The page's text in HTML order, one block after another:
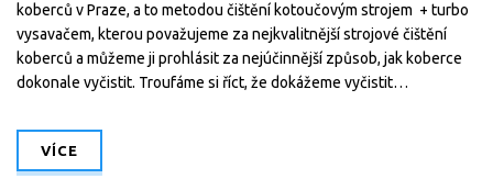
koberců v Praze, a to metodou čištění kotoučovým strojem + turbo
vysavačem, kterou považujeme za nejkvalitnější strojové čištění
koberců a můžeme ji prohlásit za nejúčinnější způsob, jak koberce
dokonale vyčistit. Troufáme si říct, že dokážeme vyčistit…
VÍCE